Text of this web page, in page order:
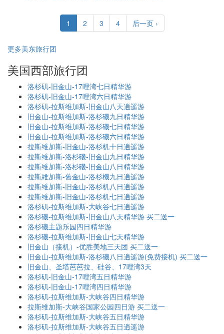
1 2 3 4 后一页 ›
更多美东旅行团
美国西部旅行团
洛杉矶-旧金山-17哩湾七日精华游
洛杉矶-旧金山-17哩湾六日精华游
洛杉矶-拉斯维加斯-旧金山八天逍遥游
旧金山-拉斯维加斯-洛杉磯九日精华游
旧金山-拉斯维加斯-洛杉磯七日精华游
旧金山-拉斯维加斯-洛杉磯六日精华游
拉斯维加斯-旧金山-洛杉机十日逍遥游
拉斯维加斯-洛杉磯-旧金山九日精华游
拉斯维加斯-洛杉磯-旧金山八日精华游
拉斯維加斯-舊金山-洛杉機九日逍遥游
拉斯维加斯-旧金山-洛杉机八日逍遥游
拉斯维加斯-旧金山-洛杉机七日逍遥游
洛杉矶-拉斯维加斯-大峡谷七日逍遥游
洛杉磯-拉斯维加斯-旧金山八天精华游 买二送一
洛杉磯主题乐园四日精华游
洛杉磯-拉斯维加斯-旧金山七天精华游
旧金山（接机）-优胜美地三天团 买二送一
旧金山-拉斯维加斯-洛杉磯八日逍遥游(免费接机) 买二送一
旧金山、圣塔芭芭拉、硅谷、17哩湾3天
洛杉矶-旧金山-17哩湾五日精华游
洛杉矶-旧金山-17哩湾四日精华游
洛杉矶-拉斯维加斯-大峡谷四日精华游
拉斯维加斯-大峡谷国家公园四日游 买二送一
洛杉矶-拉斯维加斯-大峡谷五日精华游
洛杉矶-拉斯维加斯-大峡谷五日逍遥游